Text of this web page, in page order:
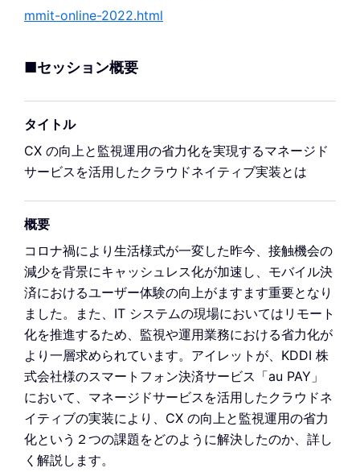
mmit-online-2022.html
■セッション概要
タイトル
CX の向上と監視運用の省力化を実現するマネージド
サービスを活用したクラウドネイティブ実装とは
概要
コロナ禍により生活様式が一変した昨今、接触機会の
減少を背景にキャッシュレス化が加速し、モバイル決
済におけるユーザー体験の向上がますます重要となり
ました。また、IT システムの現場においてはリモート
化を推進するため、監視や運用業務における省力化が
より一層求められています。アイレットが、KDDI 株
式会社様のスマートフォン決済サービス「au PAY」
において、マネージドサービスを活用したクラウドネ
イティブの実装により、CX の向上と監視運用の省力
化という２つの課題をどのように解決したのか、詳し
く解説します。